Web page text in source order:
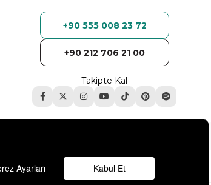
+90 555 008 23 72
+90 212 706 21 00
Takipte Kal